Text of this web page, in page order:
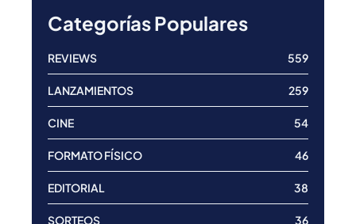
Categorías Populares
REVIEWS 559
LANZAMIENTOS 259
CINE 54
FORMATO FÍSICO 46
EDITORIAL 38
SORTEOS 36